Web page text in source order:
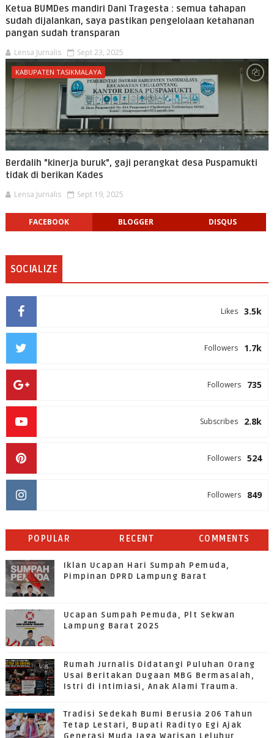
Ketua BUMDes mandiri Dani Tragesta : semua tahapan
sudah dijalankan, saya pastikan pengelolaan ketahanan
pangan sudah transparan
Lensa Jurnalis Sept 23, 2025
KABUPATEN TASIKMALAYA
Berdalih "kinerja buruk", gaji perangkat desa Puspamukti
tidak di berikan Kades
Lensa Jurnalis Sept 19, 2025
FACEBOOK BLOGGER DISQUS
SOCIALIZE
3.5k
Likes
1.7k
Followers
735
Followers
2.8k
Subscribes
524
Followers
849
Followers
POPULAR RECENT COMMENTS
Iklan Ucapan Hari Sumpah Pemuda,
Pimpinan DPRD Lampung Barat
Ucapan Sumpah Pemuda, Plt Sekwan
Lampung Barat 2025
Rumah Jurnalis Didatangi Puluhan Orang
Usai Beritakan Dugaan MBG Bermasalah,
Istri di intimiasi, Anak Alami Trauma.
Tradisi Sedekah Bumi Berusia 206 Tahun
Tetap Lestari, Bupati Radityo Egi Ajak
Generasi Muda Jaga Warisan Leluhur